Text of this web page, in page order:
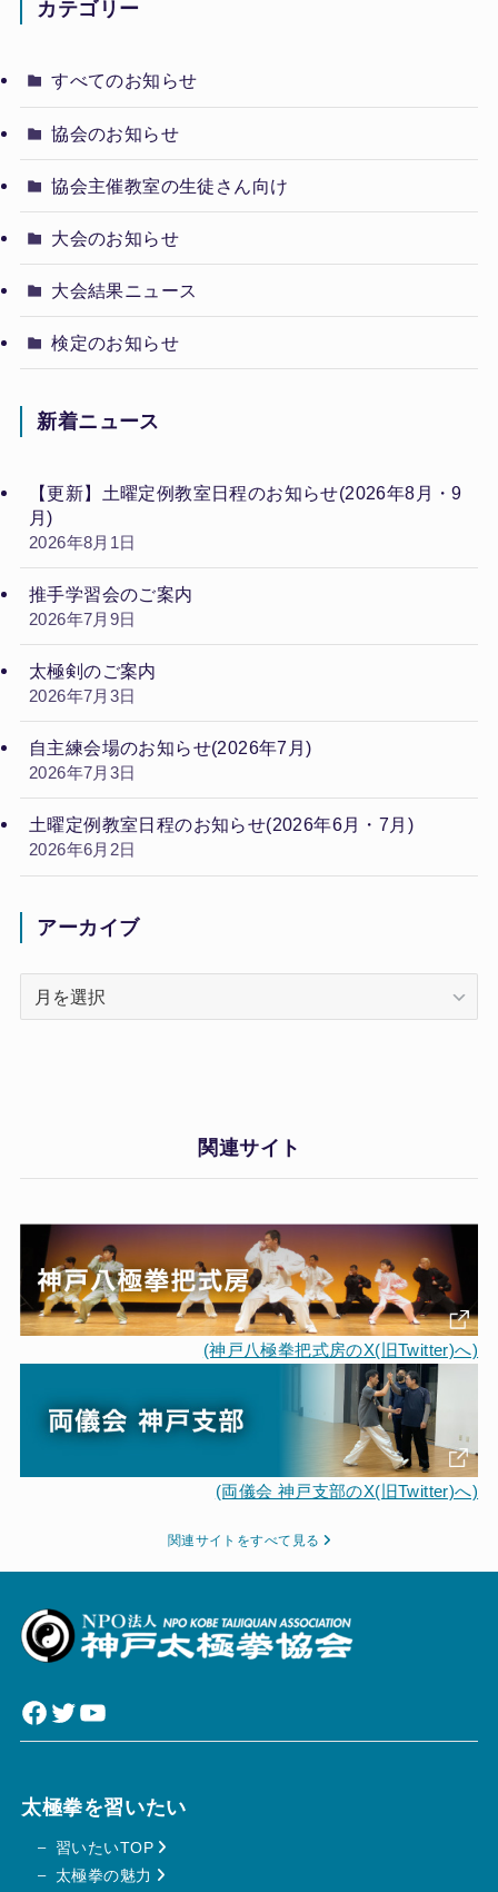
カテゴリー
すべてのお知らせ
協会のお知らせ
協会主催教室の生徒さん向け
大会のお知らせ
大会結果ニュース
検定のお知らせ
新着ニュース
【更新】土曜定例教室日程のお知らせ(2026年8月・9
月)
2026年8月1日
推手学習会のご案内
2026年7月9日
太極剣のご案内
2026年7月3日
自主練会場のお知らせ(2026年7月)
2026年7月3日
土曜定例教室日程のお知らせ(2026年6月・7月)
2026年6月2日
アーカイブ
関連サイト
(神戸八極拳把式房のX(旧Twitter)へ)
(両儀会 神戸支部のX(旧Twitter)へ)
関連サイトをすべて見る
Facebook
TwitterYouTube
太極拳を習いたい
習いたいTOP
太極拳の魅力